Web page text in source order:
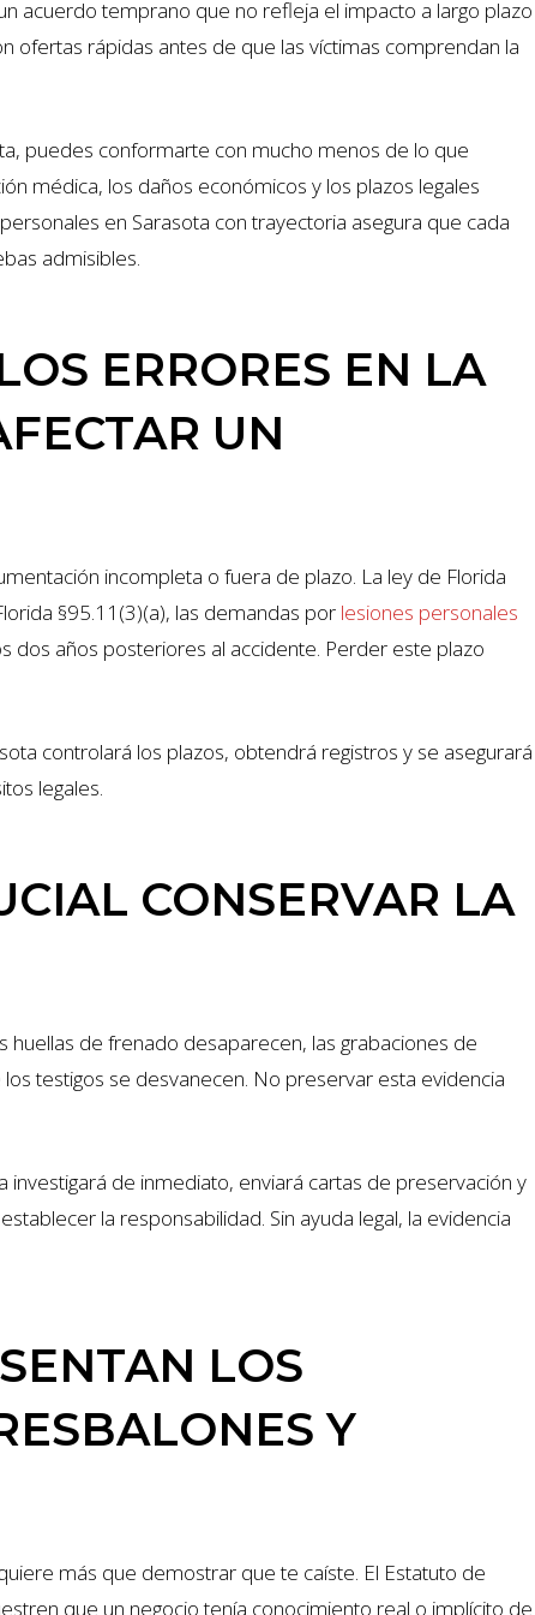
acuerdo temprano que no refleja el impacto a largo plazo
ofertas rápidas antes de que las víctimas comprendan la
puedes conformarte con mucho menos de lo que
médica, los daños económicos y los plazos legales
en Sarasota con trayectoria asegura que cada
admisibles.
ERRORES EN LA
UN
incompleta o fuera de plazo. La ley de Florida
§95.11(3)(a), las demandas por lesiones personales
años posteriores al accidente. Perder este plazo
controlará los plazos, obtendrá registros y se asegurará
legales.
CONSERVAR LA
huellas de frenado desaparecen, las grabaciones de
testigos se desvanecen. No preservar esta evidencia
de inmediato, enviará cartas de preservación y
la responsabilidad. Sin ayuda legal, la evidencia
LOS
Y
más que demostrar que te caíste. El Estatuto de
que un negocio tenía conocimiento real o implícito de
AUTO
$7 MILLIONES
ACCIDENTE DE AUTO